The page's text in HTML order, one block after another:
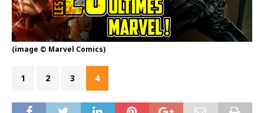
(image © Marvel Comics)
1 2 3 4